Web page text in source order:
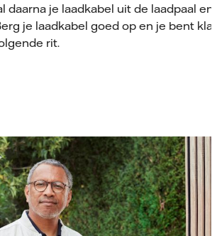
daarna je laadkabel uit de laadpaal en
je laadkabel goed op en je bent
rit.